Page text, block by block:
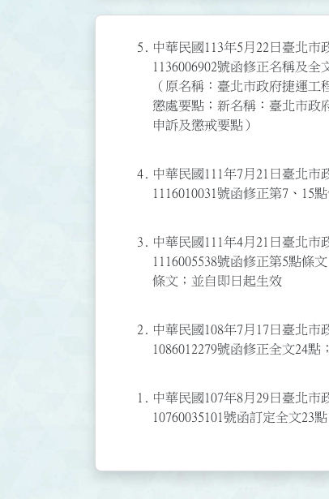
5.
中華民國113年5月22日臺北
1136006902號函修正名稱及
（原名稱：臺北市政府捷運
懲處要點；新名稱：臺北市政
申訴及懲戒要點）
4.
中華民國111年7月21日臺北
1116010031號函修正第7、15
3.
中華民國111年4月21日臺北
1116005538號函修正第5點條
條文；並自即日起生效
2.
中華民國108年7月17日臺北
1086012279號函修正全文24點
1.
中華民國107年8月29日臺北
10760035101號函訂定全文23